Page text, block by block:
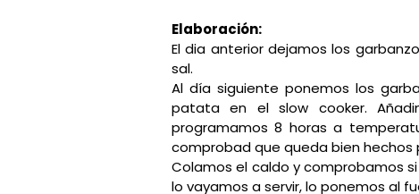
Elaboración:
El dia anterior dejamos los
sal.
Al día siguiente ponemos los
patata en el slow cooker.
programamos 8 horas a
comprobad que queda bien hechos
Colamos el caldo y comprobamos
lo vayamos a servir, lo ponemos al